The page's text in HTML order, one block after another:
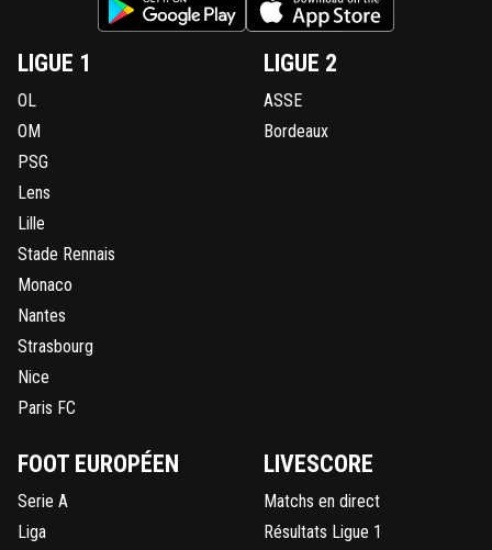
LIGUE 1
OL
OM
PSG
Lens
Lille
Stade Rennais
Monaco
Nantes
Strasbourg
Nice
Paris FC
LIGUE 2
ASSE
Bordeaux
FOOT EUROPÉEN
Serie A
Liga
LIVESCORE
Matchs en direct
Résultats Ligue 1